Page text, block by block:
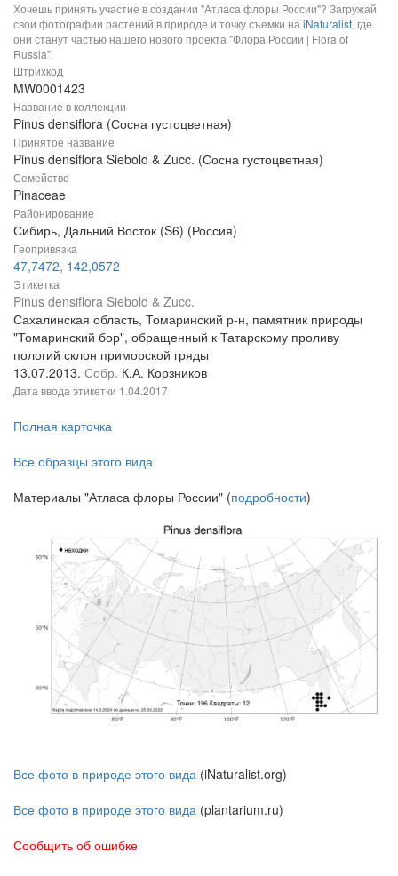
Хочешь принять участие в создании "Атласа флоры России"? Загружай
свои фотографии растений в природе и точку съемки наiNaturalist, где
они станут частью нашего нового проекта "Флора России | Flora of
Russia".
Штрихкод
MW0001423
Название в коллекции
Pinus densiflora (Сосна густоцветная)
Принятое название
Pinus densiflora Siebold & Zucc. (Сосна густоцветная)
Семейство
Pinaceae
Районирование
Сибирь, Дальний Восток (S6) (Россия)
Геопривязка
47,7472, 142,0572
Этикетка
Pinus densiflora Siebold & Zucc.
Сахалинская область, Томаринский р-н, памятник природы
"Томаринский бор", обращенный к Татарскому проливу
пологий склон приморской гряды
13.07.2013. Собр. К.А. Корзников
Дата ввода этикетки 1.04.2017
Полная карточка
Все образцы этого вида
Материалы "Атласа флоры России" (подробности)
Все фото в природе этого вида (iNaturalist.org)
Все фото в природе этого вида (plantarium.ru)
Сообщить об ошибке